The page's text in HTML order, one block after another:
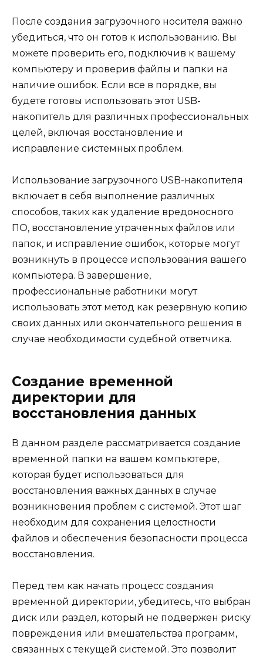
После создания загрузочного носителя важно
убедиться, что он готов к использованию. Вы
можете проверить его, подключив к вашему
компьютеру и проверив файлы и папки на
наличие ошибок. Если все в порядке, вы
будете готовы использовать этот USB-
накопитель для различных профессиональных
целей, включая восстановление и
исправление системных проблем.
Использование загрузочного USB-накопителя
включает в себя выполнение различных
способов, таких как удаление вредоносного
ПО, восстановление утраченных файлов или
папок, и исправление ошибок, которые могут
возникнуть в процессе использования вашего
компьютера. В завершение,
профессиональные работники могут
использовать этот метод как резервную копию
своих данных или окончательного решения в
случае необходимости судебной ответчика.
Создание временной
директории для
восстановления данных
В данном разделе рассматривается создание
временной папки на вашем компьютере,
которая будет использоваться для
восстановления важных данных в случае
возникновения проблем с системой. Этот шаг
необходим для сохранения целостности
файлов и обеспечения безопасности процесса
восстановления.
Перед тем как начать процесс создания
временной директории, убедитесь, что выбран
диск или раздел, который не подвержен риску
повреждения или вмешательства программ,
связанных с текущей системой. Это позволит